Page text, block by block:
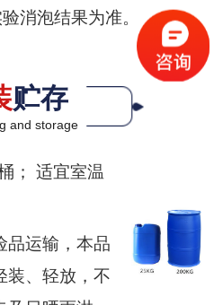
消泡结果为准。
贮存
and storage
； 适宜室温
品运输，本品
装、轻放，不